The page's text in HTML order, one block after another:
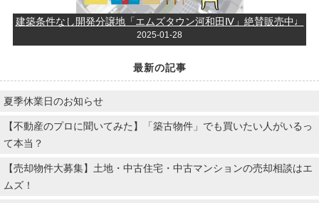
建築条件なし開発分譲地「エムズタウン河和田Ⅳ」絶賛販売中♩
2025-01-28
最新の記事
夏季休業日のお知らせ
【不動産のプロに聞いてみた】「築古物件」でも買いたい人がいるっ
て本当？
【売却物件大募集】土地・中古住宅・中古マンションの売却相談はエ
ムズ！